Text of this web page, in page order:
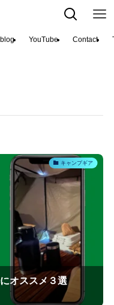
blog YouTube Contact
キャンプギア
オススメ３選